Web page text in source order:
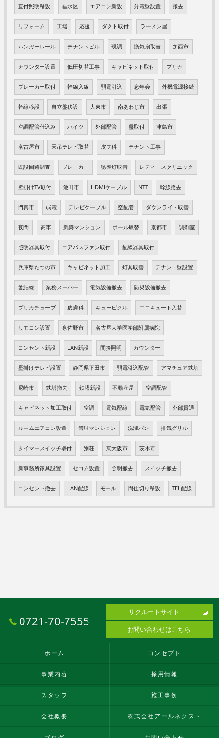
直付照明移設 垂水区 エアコン新設 分電盤設置 撤去
リフォーム 工場 応援 ダクト取付 ラーメン屋
ハンガーレール テナントビル 現調 換気扇取替 加西市
カウンター設置 低圧切替工事 キャビネット取付 プリカ
ブレーカー取付 幹線入線 弱電引込 忘年会 外機電源接続
幹線移設 自立盤移設 大東市 南あわじ市 出張
空調配管仕込み ハイツ 外部配管 盤取付 津島市
名古屋市 天吊テレビ取替 皮フ科 テナント工事
既設回路調査 ブレーカー 誘導灯取替 レディースクリニック
壁掛けTV取付 池田市 HDMIケーブル NTT 幹線撤去
門真市 弱電 テレビケーブル 空配管 ダウンライト取替
夜間 高車 新築マンション ポール取替 京都市 調剤室
照明器具取付 エアパスファン取付 配線器具取付
兵庫県たつの市 キャビネット加工 灯具取替 テナント盤設置
盤結線 業務スーパー 電気設備撤去 防災設備撤去
プリカチューブ 皮膚科 キューピクル エコキュート入替
リモコン設置 泉佐野市 名古屋大学医学部附属病院
コンセント新設 LAN新設 間接照明 カウンター
壁掛けテレビ設置 静岡県下田市 弱電引込配管 アマチュア鉄塔
尼崎市 鉄塔撤去 鉄塔新設 不動産屋 空調配管
キャビネット加工取付 空調 電気配線 電気配管 外部貫通
ルームエアコン設置 管理マンション 洗濯パン 排気グリル
タイマースイッチ取付 別荘 東大阪市 茨木市
新事務所家具設置 セコム設置 照明撤去 スイッチ撤去
コンセント撤去 LAN配線 モール 間仕切り移設 TEL配線
0721-70-7555
リクルートサイト
お問い合わせはこちら
ホーム コンセプト
事業内容 採用情報
スタッフ 施工事例
会社概要 株式会社アールネクスト